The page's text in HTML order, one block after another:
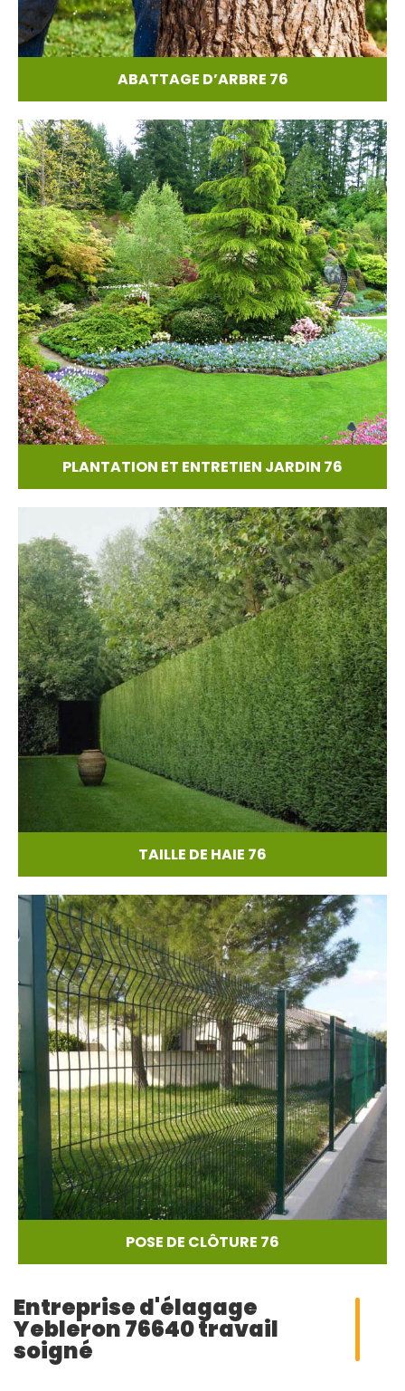
ABATTAGE D’ARBRE 76
PLANTATION ET ENTRETIEN JARDIN 76
TAILLE DE HAIE 76
POSE DE CLÔTURE 76
Entreprise d'élagage
Yebleron 76640 travail
soigné